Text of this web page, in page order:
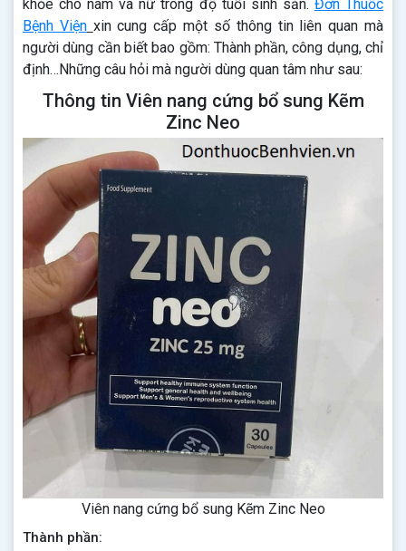
khỏe cho nam và nữ trong độ tuổi sinh sản. Đơn Thuốc
Bệnh Viện xin cung cấp một số thông tin liên quan mà
người dùng cần biết bao gồm: Thành phần, công dụng, chỉ
định…Những câu hỏi mà người dùng quan tâm như sau:
Thông tin Viên nang cứng bổ sung Kẽm
Zinc Neo
Viên nang cứng bổ sung Kẽm Zinc Neo
Thành phần: